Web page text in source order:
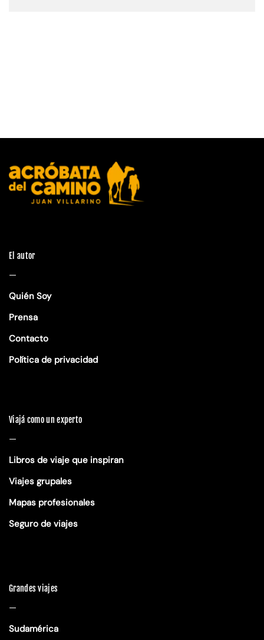
El autor
—
Quién Soy
Prensa
Contacto
Política de privacidad
Viajá como un experto
—
Libros de viaje que inspiran
Viajes grupales
Mapas profesionales
Seguro de viajes
Grandes viajes
—
Sudamérica